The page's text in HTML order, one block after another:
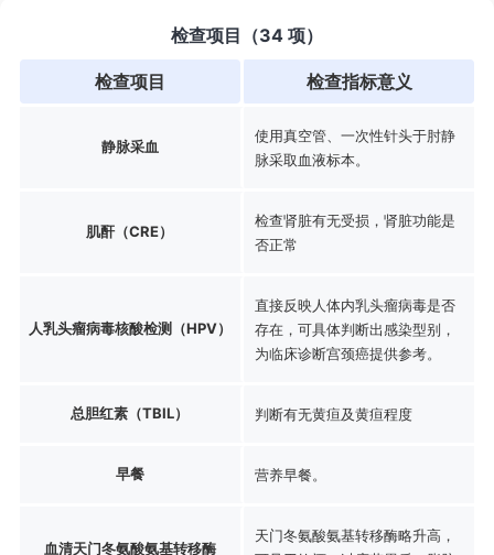
检查项目（34 项）
检查项目 检查指标意义
静脉采血
使用真空管、一次性针头于肘静
脉采取血液标本。
肌酐（CRE）
检查肾脏有无受损，肾脏功能是
否正常
人乳头瘤病毒核酸检测（HPV）
直接反映人体内乳头瘤病毒是否
存在，可具体判断出感染型别，
为临床诊断宫颈癌提供参考。
总胆红素（TBIL） 判断有无黄疸及黄疸程度
早餐 营养早餐。
血清天门冬氨酸氨基转移酶
天门冬氨酸氨基转移酶略升高，